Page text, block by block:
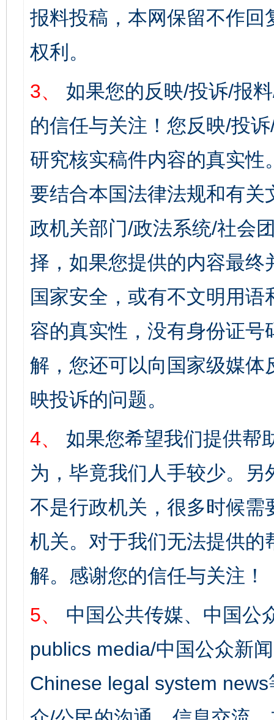
报料投稿，本网保留不作
权利。
3、
如果您的反映/投诉/报
的信任与关注！您反映/投
研究核实稿件内容的真实
要结合本国法律法规和有关
政机关部门/政法系统/社会
择，如果您提供的内容最
国家安全，或有不文明用
容的真实性，没有身份证
解，您还可以向国家级媒
映投诉的问题。
4、
如果您希望我们提供帮
为，毕竟我们人手较少。
不是行政机关，很多时候
机关。对于我们无法提供
解。感谢您的信任与关注！
5、
中国公共传媒、中国公
publics media/中国公众新
Chinese legal system